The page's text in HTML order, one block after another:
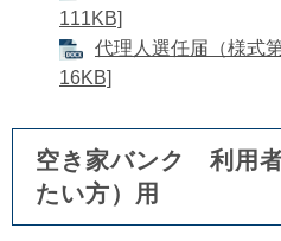
111KB]
代理人選任届（様式
16KB]
空き家バンク 利用
たい方）用